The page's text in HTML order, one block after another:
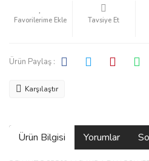
Tavsiye Et
Ürün Paylaş :
Karşılaştır
Ürün Bilgisi Yorumlar